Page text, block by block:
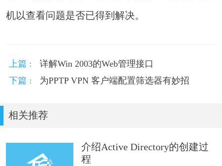
机以查看问题是否已得到解决。
上篇 :
详解Win 2003的Web管理接口
下篇 :
为PPTP VPN 客户端配置筛选器有妙招
相关推荐
介绍Active Directory的创建过
程